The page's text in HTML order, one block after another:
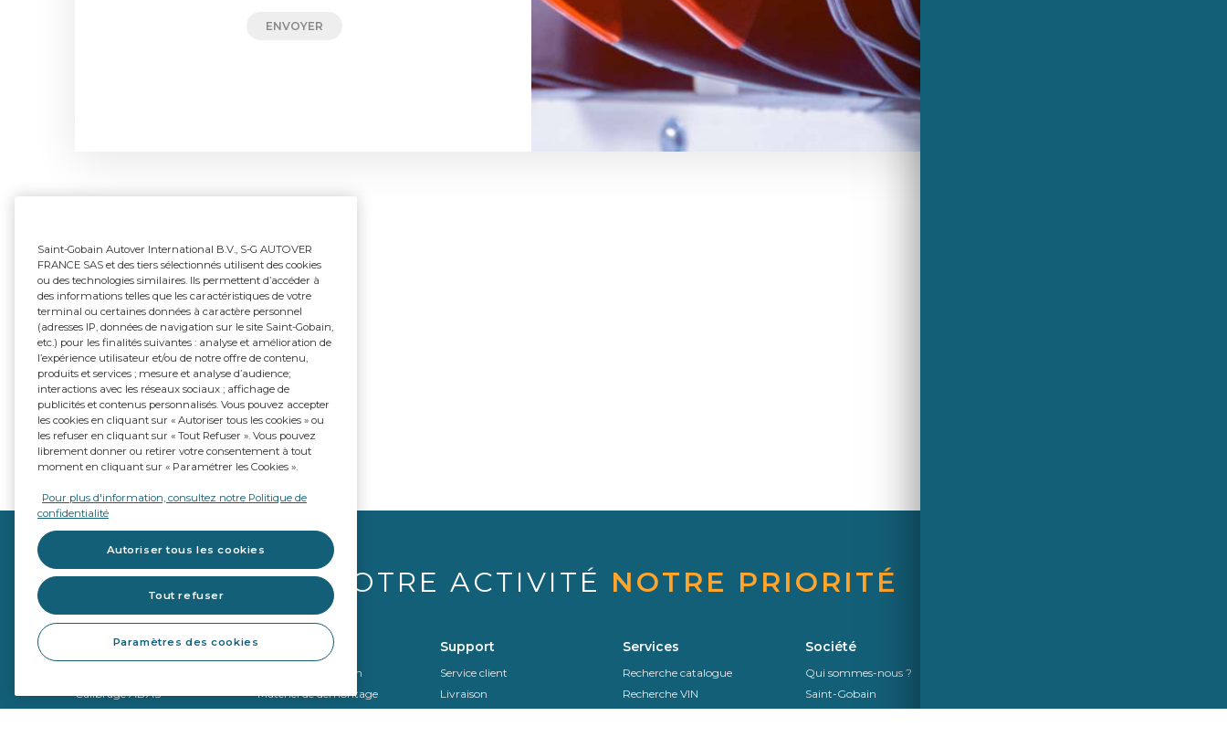
ENVOYER
VOTRE ACTIVITÉ NOTRE PRIORITÉ
Vitrages
Calibrage ADAS
Équipements
Outils de réparation
Matériel de démontage
Support
Service client
Livraison
Services
Recherche catalogue
Recherche VIN
Société
Qui sommes-nous ?
Saint-Gobain
Saint-Gobain Autover International B.V., S-G AUTOVER
FRANCE SAS et des tiers sélectionnés utilisent des cookies
ou des technologies similaires. Ils permettent d’accéder à
des informations telles que les caractéristiques de votre
terminal ou certaines données à caractère personnel
(adresses IP, données de navigation sur le site Saint-Gobain,
etc.) pour les finalités suivantes : analyse et amélioration de
l’expérience utilisateur et/ou de notre offre de contenu,
produits et services ; mesure et analyse d’audience;
interactions avec les réseaux sociaux ; affichage de
publicités et contenus personnalisés. Vous pouvez accepter
les cookies en cliquant sur « Autoriser tous les cookies » ou
les refuser en cliquant sur « Tout Refuser ». Vous pouvez
librement donner ou retirer votre consentement à tout
moment en cliquant sur « Paramétrer les Cookies ».
Pour plus d'information, consultez notre Politique de
confidentialité
Autoriser tous les cookies
Tout refuser
Paramètres des cookies